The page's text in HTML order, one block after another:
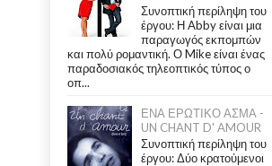
Συνοπτική περίληψη του
έργου: Η Abby είναι μια
παραγωγός εκπομπών
και πολύ ρομαντική. Ο Mike είναι ένας
παραδοσιακός τηλεοπτικός τύπος ο
οπ...
ΕΝΑ ΕΡΩΤΙΚΟ ΑΣΜΑ -
UN CHANT D' AMOUR
Συνοπτική περίληψη του
έργου: Δύο κρατούμενοι